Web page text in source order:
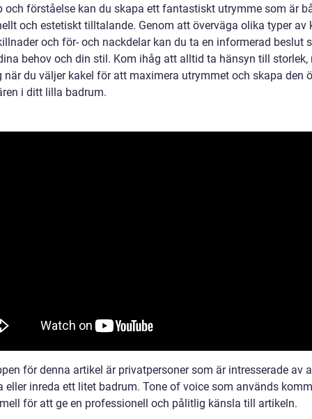
och förståelse kan du skapa ett fantastiskt utrymme som är
och estetiskt tilltalande. Genom att överväga olika typer av
och för- och nackdelar kan du ta en informerad beslut
behov och din stil. Kom ihåg att alltid ta hänsyn till storlek,
när du väljer kakel för att maximera utrymmet och skapa den
i ditt lilla badrum.
för denna artikel är privatpersoner som är intresserade av
eller inreda ett litet badrum. Tone of voice som används
för att ge en professionell och pålitlig känsla till artikeln.